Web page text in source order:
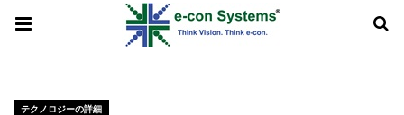
テクノロジーの詳細